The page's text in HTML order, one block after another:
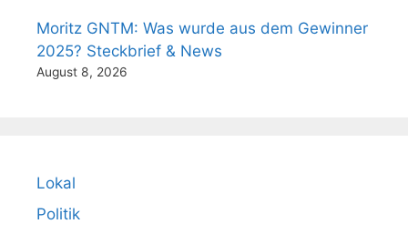
Moritz GNTM: Was wurde aus dem Gewinner
2025? Steckbrief & News
August 8, 2026
Lokal
Politik